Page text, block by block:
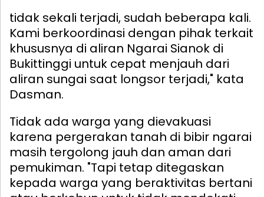
tidak sekali terjadi, sudah beberapa kali.
Kami berkoordinasi dengan pihak terkait
khususnya di aliran Ngarai Sianok di
Bukittinggi untuk cepat menjauh dari
aliran sungai saat longsor terjadi," kata
Dasman.
Tidak ada warga yang dievakuasi
karena pergerakan tanah di bibir ngarai
masih tergolong jauh dan aman dari
pemukiman. "Tapi tetap ditegaskan
kepada warga yang beraktivitas bertani